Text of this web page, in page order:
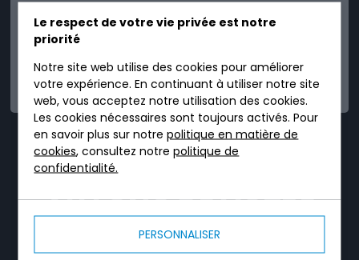
Le respect de votre vie privée est notre
priorité
Notre site web utilise des cookies pour améliorer
votre expérience. En continuant à utiliser notre site
web, vous acceptez notre utilisation des cookies.
Les cookies nécessaires sont toujours activés. Pour
en savoir plus sur notrepolitique en matière de
cookies, consultez notrepolitique de
confidentialité.
PERSONNALISER
FIABLE
TRICEL, C'EST UN
SERVICE DÉDIÉ TOUT
AU LONG DE VOTRE
PROJET.